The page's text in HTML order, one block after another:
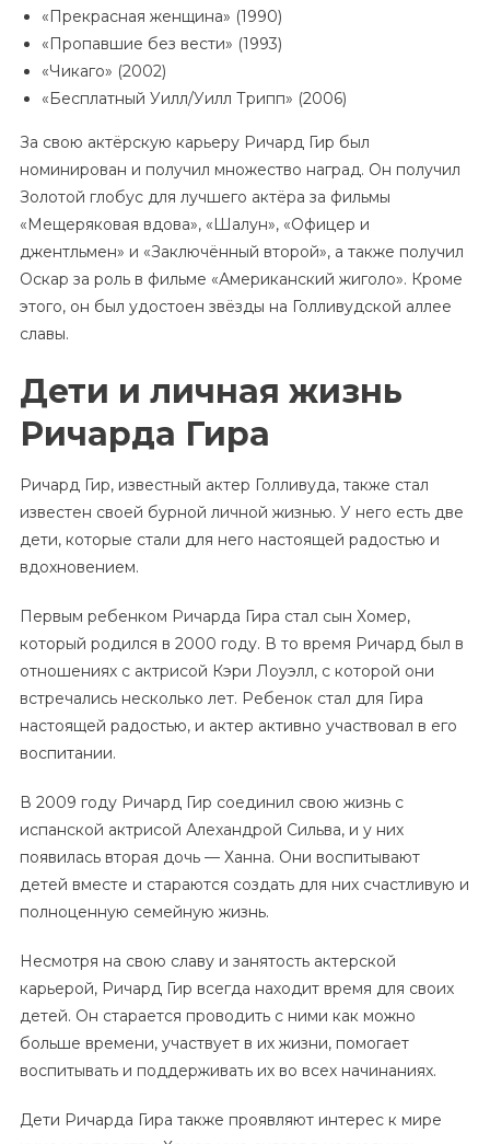
«Прекрасная женщина» (1990)
«Пропавшие без вести» (1993)
«Чикаго» (2002)
«Бесплатный Уилл/Уилл Трипп» (2006)
За свою актёрскую карьеру Ричард Гир был
номинирован и получил множество наград. Он получил
Золотой глобус для лучшего актёра за фильмы
«Мещеряковая вдова», «Шалун», «Офицер и
джентльмен» и «Заключённый второй», а также получил
Оскар за роль в фильме «Американский жиголо». Кроме
этого, он был удостоен звёзды на Голливудской аллее
славы.
Дети и личная жизнь
Ричарда Гира
Ричард Гир, известный актер Голливуда, также стал
известен своей бурной личной жизнью. У него есть две
дети, которые стали для него настоящей радостью и
вдохновением.
Первым ребенком Ричарда Гира стал сын Хомер,
который родился в 2000 году. В то время Ричард был в
отношениях с актрисой Кэри Лоуэлл, с которой они
встречались несколько лет. Ребенок стал для Гира
настоящей радостью, и актер активно участвовал в его
воспитании.
В 2009 году Ричард Гир соединил свою жизнь с
испанской актрисой Алехандрой Сильва, и у них
появилась вторая дочь — Ханна. Они воспитывают
детей вместе и стараются создать для них счастливую и
полноценную семейную жизнь.
Несмотря на свою славу и занятость актерской
карьерой, Ричард Гир всегда находит время для своих
детей. Он старается проводить с ними как можно
больше времени, участвует в их жизни, помогает
воспитывать и поддерживать их во всех начинаниях.
Дети Ричарда Гира также проявляют интерес к мире